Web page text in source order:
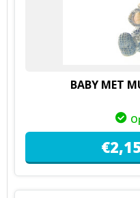
BABY MET
€2,